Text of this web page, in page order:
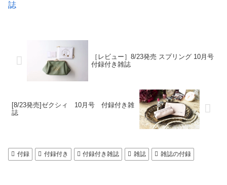
誌
［レビュー］8/23発売 スプリング 10月号
付録付き雑誌
[8/23発売]ゼクシィ 10月号 付録付き雑
誌
付録 付録付き 付録付き雑誌 雑誌 雑誌の付録